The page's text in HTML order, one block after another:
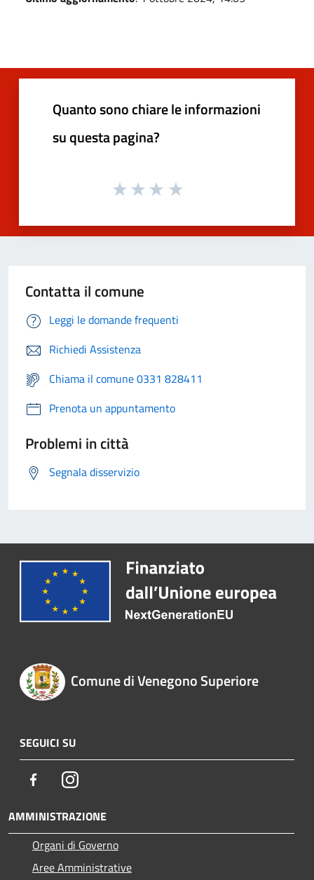
Quanto sono chiare le informazioni
su questa pagina?
Contatta il comune
Leggi le domande frequenti
Richiedi Assistenza
Chiama il comune 0331 828411
Prenota un appuntamento
Problemi in città
Segnala disservizio
Comune di Venegono Superiore
SEGUICI SU
FacebookInstagram
AMMINISTRAZIONE
Organi di Governo
Aree Amministrative